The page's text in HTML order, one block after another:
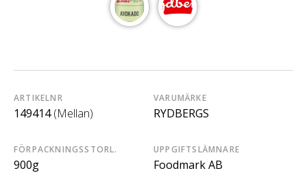
ARTIKELNR
149414 (Mellan)
VARUMÄRKE
RYDBERGS
FÖRPACKNINGSSTORL.
900g
UPPGIFTSLÄMNARE
Foodmark AB